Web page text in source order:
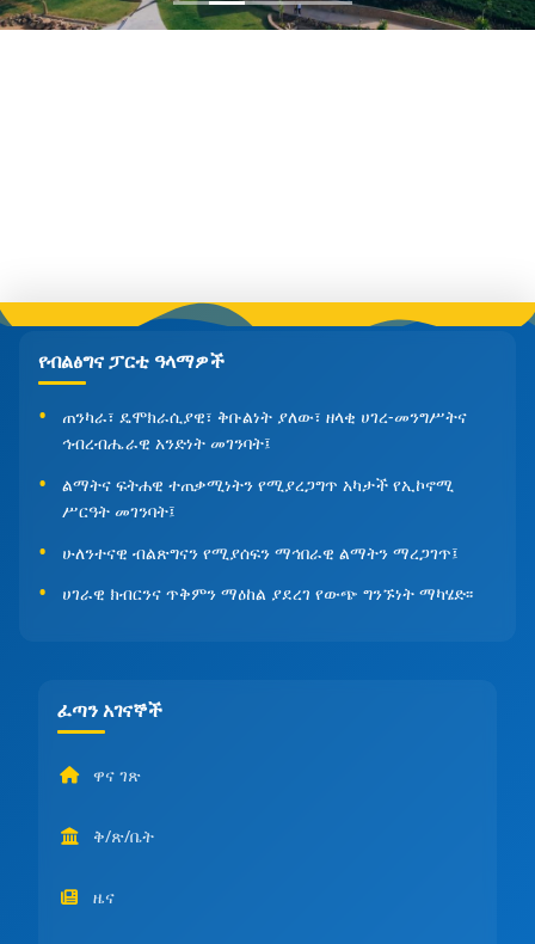
የብልፅግና ፓርቲ ዓላማዎች
ጠንካራ፣ ዴሞክራሲያዊ፣ ቅቡልነት ያለው፣ ዘላቂ ሀገረ-መንግሥትና
ኅብረብሔራዊ አንድነት መገንባት፤
ልማትና ፍትሐዊ ተጠቃሚነትን የሚያረጋግጥ አካታች የኢኮኖሚ
ሥርዓት መገንባት፤
ሁለንተናዊ ብልጽግናን የሚያሰፍን ማኅበራዊ ልማትን ማረጋገጥ፤
ሀገራዊ ክብርንና ጥቅምን ማዕከል ያደረገ የውጭ ግንኙነት ማካሄድ፡፡
ፈጣን አገናኞች
ዋና ገጽ
ቅ/ጽ/ቤት
ዜና